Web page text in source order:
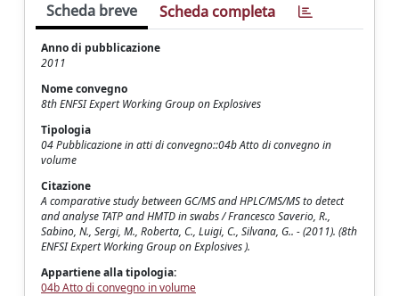
Scheda breve Scheda completa
Anno di pubblicazione
2011
Nome convegno
8th ENFSI Expert Working Group on Explosives
Tipologia
04 Pubblicazione in atti di convegno::04b Atto di convegno in
volume
Citazione
A comparative study between GC/MS and HPLC/MS/MS to detect
and analyse TATP and HMTD in swabs / Francesco Saverio, R.,
Sabino, N., Sergi, M., Roberta, C., Luigi, C., Silvana, G.. - (2011). (8th
ENFSI Expert Working Group on Explosives ).
Appartiene alla tipologia:
04b Atto di convegno in volume